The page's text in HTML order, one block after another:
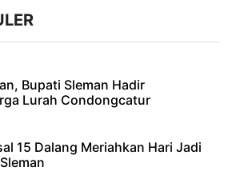
Bupati Sleman Hadir
Lurah Condongcatur
15 Dalang Meriahkan Hari Jadi